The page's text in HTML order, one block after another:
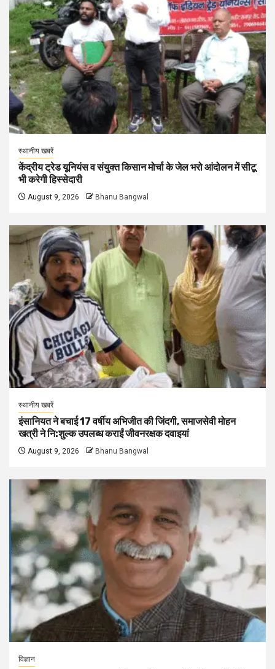
स्थानीय खबरें
केंद्रीय ट्रेड यूनियंस व संयुक्त किसान मोर्चा के जेल भरो आंदोलन में सीटू
भी करेगी हिस्सेदारी
August 9, 2026 Bhanu Bangwal
स्थानीय खबरें
इंसानियत ने बचाई 17 वर्षीय अभिजीत की जिंदगी, समाजसेवी मोहन
खत्री ने नि:शुल्क उपलब्ध कराईं जीवनरक्षक दवाइयां
August 9, 2026 Bhanu Bangwal
विज्ञान